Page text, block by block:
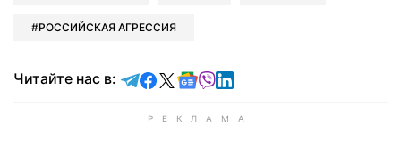
РОССИЙСКАЯ АГРЕССИЯ
Читайте нас в: Читайте в Telegram
Читайте в Facebook
Читайте в X
Читайте в Google news
Читайте в Viber
Читайте в LinkedIn